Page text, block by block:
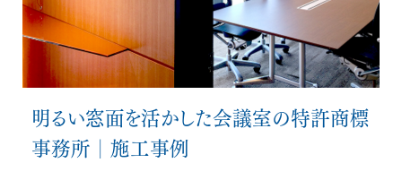
明るい窓面を活かした会議室の特許商標
事務所│施工事例